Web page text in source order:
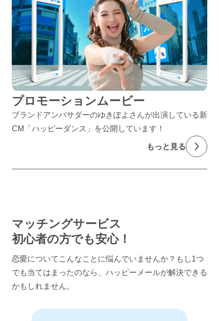
プロモーションムービー
ブランドアンバサダーのゆきぽよさんが出演している新
CM「ハッピーダンス」を公開しています！
もっと見る
マッチングサービス
初心者の方でも安心！
恋愛についてこんなことに悩んでいませんか？ もし1つ
でも当てはまったのなら、ハッピーメールが解決できる
かもしれません。